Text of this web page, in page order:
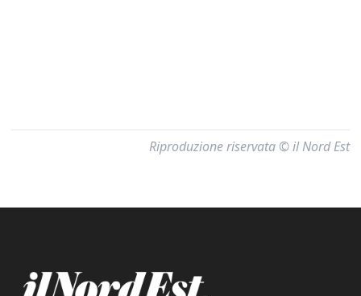
Riproduzione riservata © il Nord Est